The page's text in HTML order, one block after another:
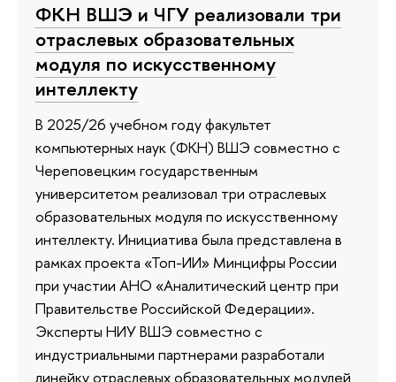
ФКН ВШЭ и ЧГУ реализовали три
отраслевых образовательных
модуля по искусственному
интеллекту
В 2025/26 учебном году факультет
компьютерных наук (ФКН) ВШЭ совместно с
Череповецким государственным
университетом реализовал три отраслевых
образовательных модуля по искусственному
интеллекту. Инициатива была представлена в
рамках проекта «Топ-ИИ» Минцифры России
при участии АНО «Аналитический центр при
Правительстве Российской Федерации».
Эксперты НИУ ВШЭ совместно с
индустриальными партнерами разработали
линейку отраслевых образовательных модулей